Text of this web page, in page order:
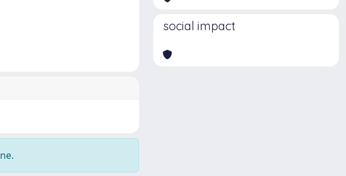
social impact